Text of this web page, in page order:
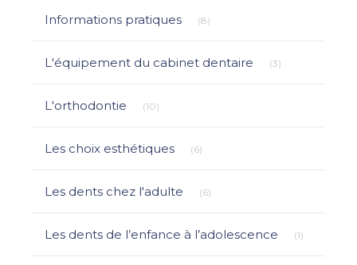
Informations pratiques (8)
L'équipement du cabinet dentaire (3)
L'orthodontie (10)
Les choix esthétiques (6)
Les dents chez l'adulte (6)
Les dents de l’enfance à l’adolescence (1)